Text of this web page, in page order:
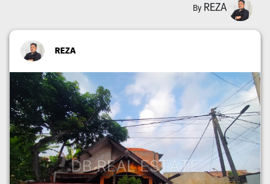
By REZA
REZA